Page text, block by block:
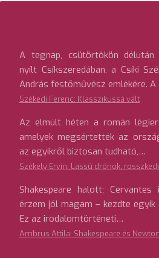
A tegnap, csütörtökön délután
nyílt Csíkszeredában, a Csíki
András festőművész emlékére.
Székedi Ferenc: Klasszikussá vált
Az elmúlt héten a román
amelyek megsértették az
az egyikről biztosan tudható,…
Székely Ervin: Lassú drónok,
Shakespeare halott;
érzem jól magam – kezdte egyik
Ez az irodalomtörténeti…
Ambrus Attila: Shakespeare és Newton